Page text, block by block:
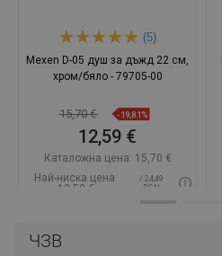
ЧЗВ
(5)
Mexen D-05 душ за дъжд 22 см,
хром/бяло - 79705-00
15,70 € -19,81%
12,59 €
Каталожна цена: 15,70 €
Най-ниска цена:
12,59 €
/ 24,49
BGN
Добави в количката